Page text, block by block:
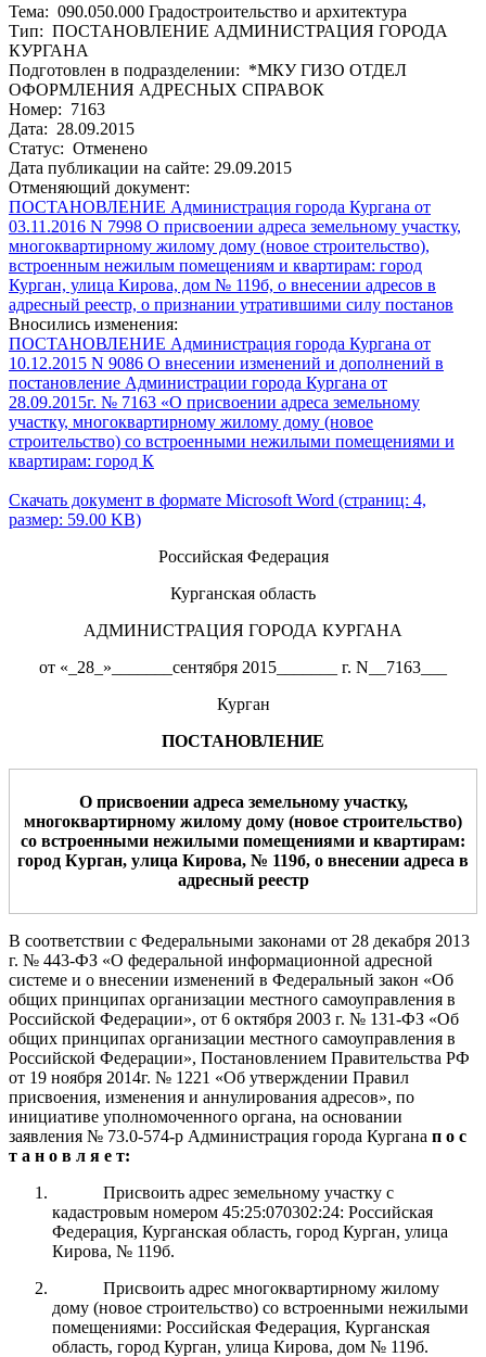
Тема: 090.050.000 Градостроительство и архитектура
Тип: ПОСТАНОВЛЕНИЕ АДМИНИСТРАЦИЯ ГОРОДА
КУРГАНА
Подготовлен в подразделении: *МКУ ГИЗО ОТДЕЛ
ОФОРМЛЕНИЯ АДРЕСНЫХ СПРАВОК
Номер: 7163
Дата: 28.09.2015
Статус: Отменено
Дата публикации на сайте: 29.09.2015
Отменяющий документ:
ПОСТАНОВЛЕНИЕ Администрация города Кургана от
03.11.2016 N 7998 О присвоении адреса земельному участку,
многоквартирному жилому дому (новое строительство),
встроенным нежилым помещениям и квартирам: город
Курган, улица Кирова, дом № 119б, о внесении адресов в
адресный реестр, о признании утратившими силу постанов
Вносились изменения:
ПОСТАНОВЛЕНИЕ Администрация города Кургана от
10.12.2015 N 9086 О внесении изменений и дополнений в
постановление Администрации города Кургана от
28.09.2015г. № 7163 «О присвоении адреса земельному
участку, многоквартирному жилому дому (новое
строительство) со встроенными нежилыми помещениями и
квартирам: город К
Скачать документ в формате Microsoft Word (страниц: 4,
размер: 59.00 KB)
Российская Федерация
Курганская область
АДМИНИСТРАЦИЯ ГОРОДА КУРГАНА
от «_28_»_______сентября 2015_______ г. N__7163___
Курган
ПОСТАНОВЛЕНИЕ
О присвоении адреса земельному участку,
многоквартирному жилому дому (новое строительство)
со встроенными нежилыми помещениями и квартирам:
город Курган, улица Кирова, № 119б, о внесении адреса в
адресный реестр
В соответствии с Федеральными законами от 28 декабря 2013
г. № 443-ФЗ «О федеральной информационной адресной
системе и о внесении изменений в Федеральный закон «Об
общих принципах организации местного самоуправления в
Российской Федерации», от 6 октября 2003 г. № 131-ФЗ «Об
общих принципах организации местного самоуправления в
Российской Федерации», Постановлением Правительства РФ
от 19 ноября 2014г. № 1221 «Об утверждении Правил
присвоения, изменения и аннулирования адресов», по
инициативе уполномоченного органа, на основании
заявления № 73.0-574-р Администрация города Кургана п о с
т а н о в л я е т:
Присвоить адрес земельному участку с
кадастровым номером 45:25:070302:24: Российская
Федерация, Курганская область, город Курган, улица
Кирова, № 119б.
Присвоить адрес многоквартирному жилому
дому (новое строительство) со встроенными нежилыми
помещениями: Российская Федерация, Курганская
область, город Курган, улица Кирова, дом № 119б.